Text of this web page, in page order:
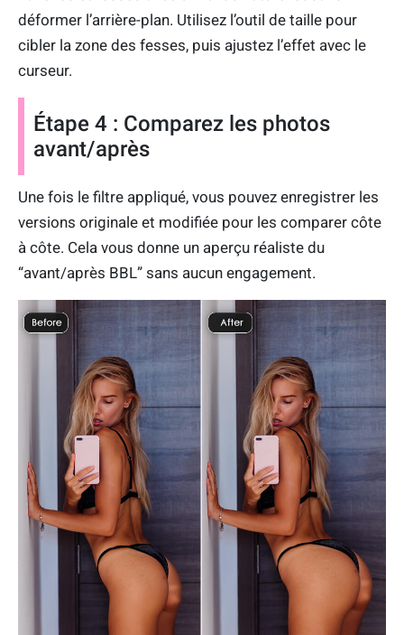
déformer l’arrière-plan. Utilisez l’outil de taille pour
cibler la zone des fesses, puis ajustez l’effet avec le
curseur.
Étape 4 : Comparez les photos
avant/après
Une fois le filtre appliqué, vous pouvez enregistrer les
versions originale et modifiée pour les comparer côte
à côte. Cela vous donne un aperçu réaliste du
“avant/après BBL” sans aucun engagement.